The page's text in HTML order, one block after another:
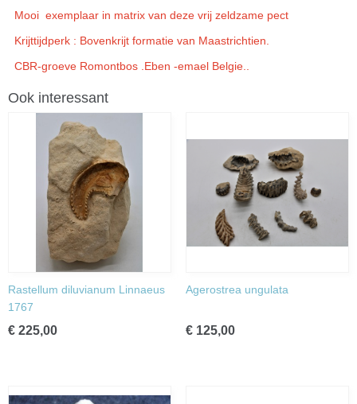
Mooi exemplaar in matrix van deze vrij zeldzame pect
Krijttijdperk : Bovenkrijt formatie van Maastrichtien.
CBR-groeve Romontbos .Eben -emael Belgie..
Ook interessant
Rastellum diluvianum Linnaeus
1767
€ 225,00
Agerostrea ungulata
€ 125,00